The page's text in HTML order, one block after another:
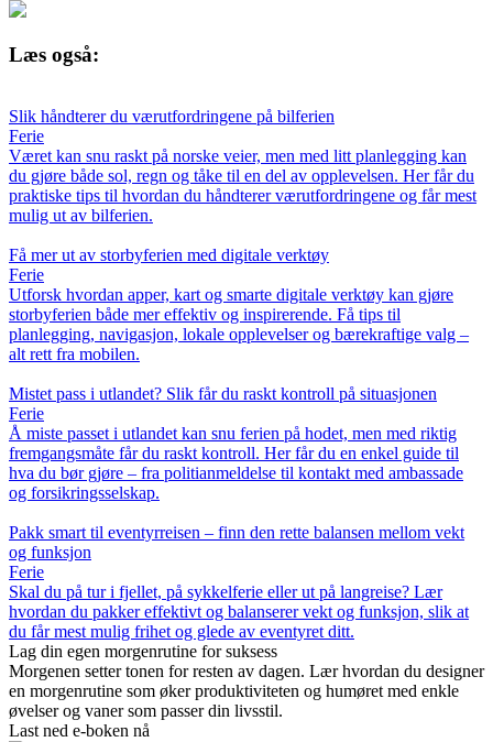
Læs også:
Slik håndterer du værutfordringene på bilferien
Ferie
Været kan snu raskt på norske veier, men med litt planlegging kan
du gjøre både sol, regn og tåke til en del av opplevelsen. Her får du
praktiske tips til hvordan du håndterer værutfordringene og får mest
mulig ut av bilferien.
Få mer ut av storbyferien med digitale verktøy
Ferie
Utforsk hvordan apper, kart og smarte digitale verktøy kan gjøre
storbyferien både mer effektiv og inspirerende. Få tips til
planlegging, navigasjon, lokale opplevelser og bærekraftige valg –
alt rett fra mobilen.
Mistet pass i utlandet? Slik får du raskt kontroll på situasjonen
Ferie
Å miste passet i utlandet kan snu ferien på hodet, men med riktig
fremgangsmåte får du raskt kontroll. Her får du en enkel guide til
hva du bør gjøre – fra politianmeldelse til kontakt med ambassade
og forsikringsselskap.
Pakk smart til eventyrreisen – finn den rette balansen mellom vekt
og funksjon
Ferie
Skal du på tur i fjellet, på sykkelferie eller ut på langreise? Lær
hvordan du pakker effektivt og balanserer vekt og funksjon, slik at
du får mest mulig frihet og glede av eventyret ditt.
Lag din egen morgenrutine for suksess
Morgenen setter tonen for resten av dagen. Lær hvordan du designer
en morgenrutine som øker produktiviteten og humøret med enkle
øvelser og vaner som passer din livsstil.
Last ned e-boken nå